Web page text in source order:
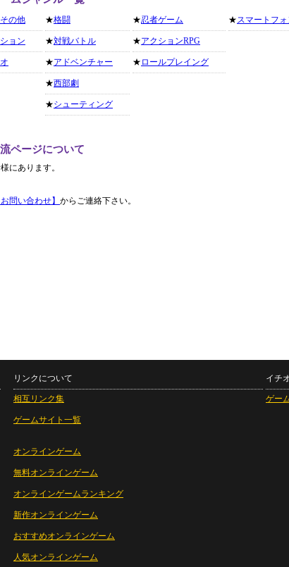
の他
ョン
★格闘
★対戦バトル
★アドベンチャー
★西部劇
★シューティング
★忍者ゲーム
★アクションRPG
★ ロールプレイング
★スマートフ
ページについて
にあります。
お問い合わせ】 からご連絡下さい。
リンクについて
相互リンク集
ゲームサイト一覧
オンラインゲーム
無料オンラインゲーム
オンラインゲームランキング
新作オンラインゲーム
おすすめオンラインゲーム
人気オンラインゲーム
イチ
ゲー